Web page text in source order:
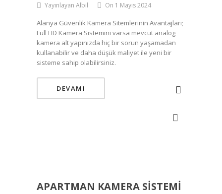
Yayınlayan Albil On 1 Mayıs 2024
Alanya Güvenlik Kamera Sitemlerinin Avantajları;
Full HD Kamera Sistemini varsa mevcut analog
kamera alt yapınızda hiç bir sorun yaşamadan
kullanabilir ve daha düşük maliyet ile yeni bir
sisteme sahip olabilirsiniz.
DEVAMI
APARTMAN KAMERA SISTEMI